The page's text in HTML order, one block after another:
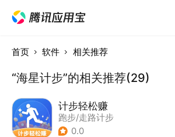
首页 软件 相关推荐
“海星计步”的相关推荐(29)
计步轻松赚
跑步/走路计步
0.0